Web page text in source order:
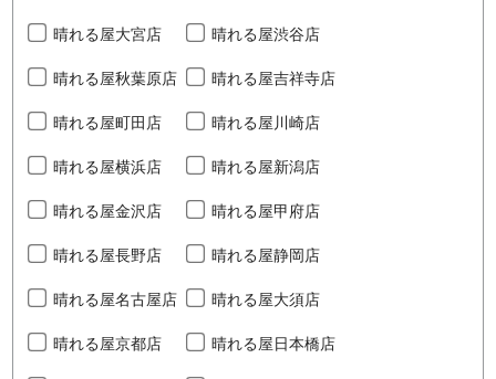
晴れる屋大宮店 晴れる屋渋谷店
晴れる屋秋葉原店 晴れる屋吉祥寺店
晴れる屋町田店 晴れる屋川崎店
晴れる屋横浜店 晴れる屋新潟店
晴れる屋金沢店 晴れる屋甲府店
晴れる屋長野店 晴れる屋静岡店
晴れる屋名古屋店 晴れる屋大須店
晴れる屋京都店 晴れる屋日本橋店